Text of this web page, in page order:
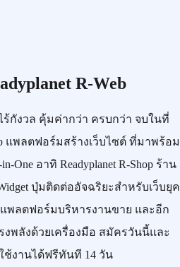
R-Web
ร้กังวล คุ้มค่ากว่า ครบกว่า จบในที่
แพลตฟอร์มสร้างเว็บไซต์ ที่มาพร้อม
Oneอาทิ Readyplanet R-Shopร้าน
ปุ่มติดต่ออัจฉริยะสำหรับเว็บยุค
พลตฟอร์มบริหารงานขาย และอีก
งพลังด้วยเครื่องมือ สมัครวันนี้และ
ช้งานได้ฟรีทันที 14 วัน